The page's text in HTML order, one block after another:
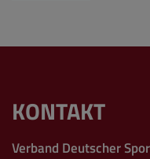
KONTAKT
Verband Deutscher